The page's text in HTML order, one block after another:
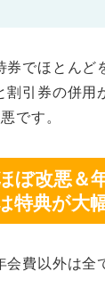
券でほとんど
割引券の併用
です。
ぼ改悪＆
特典が大
費以外は全